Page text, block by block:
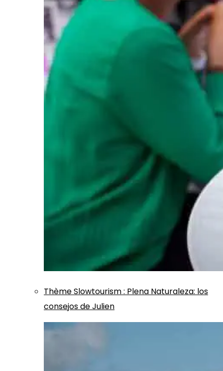
ThèmeSlowtourism: Plena Naturaleza: los
consejos de Julien